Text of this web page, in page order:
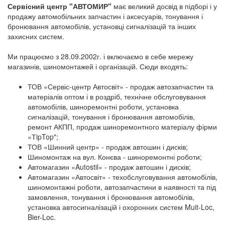
Сервісний центр "АВТОМИР" має великий досвід в підборі і у
продажу автомобільних запчастин і аксесуарів, тонування і
бронювання автомобілів, установці сигналізацій та інших
захисних систем.
Ми працюємо з 28.09.2002г. і включаємо в себе мережу
магазинів, шиномонтажей і організацій. Сюди входять:
ТОВ «Сервіс-центр Автосвіт» - продаж автозапчастин та
матеріалів оптом і в роздріб, технічне обслуговування
автомобілів, шиноремонтні роботи, установка
сигналізацій, тонування і бронювання автомобілів,
ремонт АКПП, продаж шиноремонтного матеріалу фірми
«ТipTop";
ТОВ «Шинний центр» - продаж автошин і дисків;
Шиномонтаж на вул. Конєва - шиноремонтні роботи;
Автомагазин «Autostil» - продаж автошин і дисків;
Автомагазин «Автосвіт» - техобслуговування автомобілів,
шиномонтажні роботи, автозапчастини в наявності та під
замовлення, тонування і бронювання автомобілів,
установка автосигналізацій і охоронних систем Muit-Loc,
Bier-Loc.